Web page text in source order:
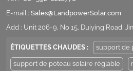
E-mail : Sales@LandpowerSolar.com
Add : Unit 206-9, No 15, Duiying Road,
ÉTIQUETTES CHAUDES : support de
support de poteau solaire réglable